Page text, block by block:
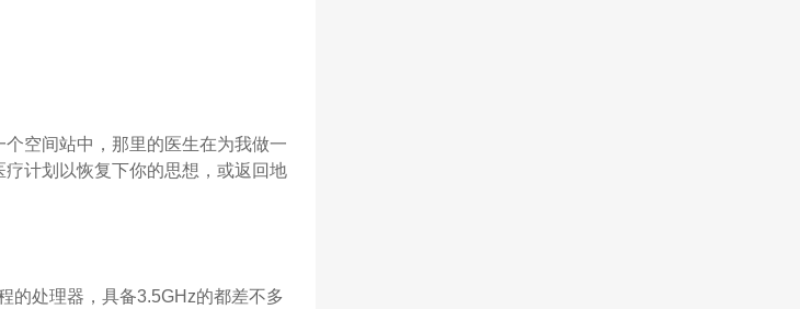
空间站中，那里的医生在为我做一
计划以恢复下你的思想，或返回地
的处理器，具备3.5GHz的都差不多